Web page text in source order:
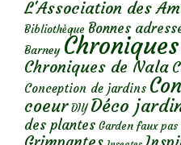
L'Association des
Bibliothèque Bonnes
Barney
Chroniques de Nala
Conception de jardins
coeur DIY Déco
des plantes Garden faux pas